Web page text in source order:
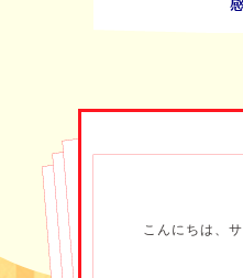
こんにちは、